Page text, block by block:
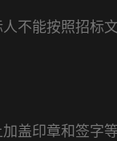
不能按照招标
盖印章和签字等